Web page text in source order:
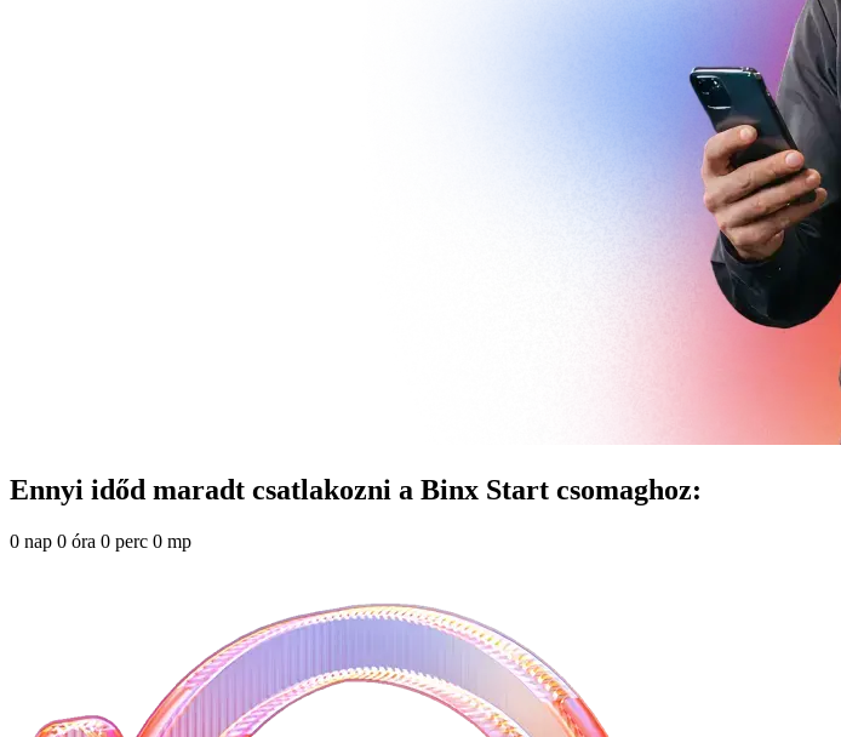
Ennyi időd maradt csatlakozni a Binx Start csomaghoz:
0 nap 0 óra 0 perc 0 mp